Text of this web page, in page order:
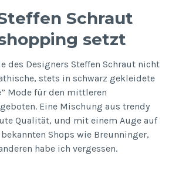
Schraut
setzt
des Designers Steffen Schraut nicht
stets in schwarz gekleidete
Mode für den mittleren
Eine Mischung aus trendy
Qualität, und mit einem Auge auf
Shops wie Breunninger,
habe ich vergessen.